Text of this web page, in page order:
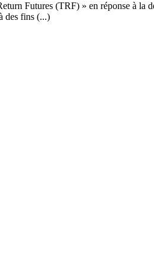
Futures (TRF) » en réponse à
des fins (...)